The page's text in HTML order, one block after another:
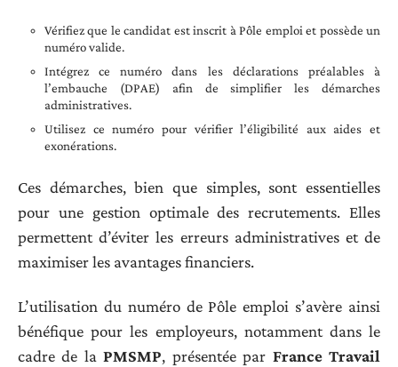
Vérifiez que le candidat est inscrit à Pôle emploi et possède un
numéro valide.
Intégrez ce numéro dans les déclarations préalables à
l’embauche (DPAE) afin de simplifier les démarches
administratives.
Utilisez ce numéro pour vérifier l’éligibilité aux aides et
exonérations.
Ces démarches, bien que simples, sont essentielles
pour une gestion optimale des recrutements. Elles
permettent d’éviter les erreurs administratives et de
maximiser les avantages financiers.
L’utilisation du numéro de Pôle emploi s’avère ainsi
bénéfique pour les employeurs, notamment dans le
cadre de laPMSMP, présentée par France Travail